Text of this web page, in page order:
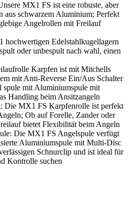
MX1 FS ist eine robuste, aber
aus schwarzem Aluminium; Perfekt
Angelrollen mit Freilauf
hochwertigen Edelstahlkugellagern
oder unbespult nach wahl, einen
Karpfen ist mit Mitchells
mit Anti-Reverse Ein/Aus Schalter
spule mit Aluminiumspule mit
Handling beim Ansitzangeln
Die MX1 FS Karpfenrolle ist perfekt
Ob auf Forelle, Zander oder
bietet Flexibilität beim Angeln
Die MX1 FS Angelspule verfügt
Aluminiumspule mit Multi-Disc
Schnurclip und ist ideal für
Kontrolle suchen